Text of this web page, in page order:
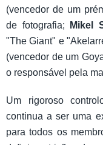
(vencedor de um
de fotografia;
Mikel
"The Giant" e
(vencedor de um
o responsável pela
Um rigoroso
continua a ser uma
para todos os